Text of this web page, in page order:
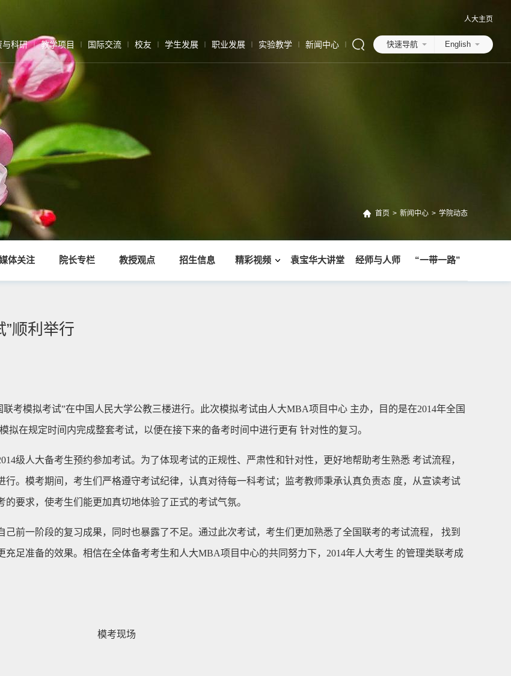
人大主页
与科研 教学项目 国际交流 校友 学生发展 职业发展 实验教学 新闻中心 快速导航 English
首页 > 新闻中心 > 学院动态
体关注 院长专栏 教授观点 招生信息 精彩视频 袁宝华大讲堂 经师与人师 “一带一路”
顺利举行
考模拟考试”在中国人民大学公教三楼进行。此次模拟考试由人大MBA项目中心 主办，目的是在2014年全国
在规定时间内完成整套考试，以便在接下来的备考时间中进行更有 针对性的复习。
级人大备考生预约参加考试。为了体现考试的正规性、严肃性和针对性，更好地帮助考生熟悉 考试流程，
。模考期间，考生们严格遵守考试纪律，认真对待每一科考试；监考教师秉承认真负责态 度，从宣读考试
要求，使考生们能更加真切地体验了正式的考试气氛。
前一阶段的复习成果，同时也暴露了不足。通过此次考试，考生们更加熟悉了全国联考的考试流程， 找到
足准备的效果。相信在全体备考考生和人大MBA项目中心的共同努力下，2014年人大考生 的管理类联考成
模考现场